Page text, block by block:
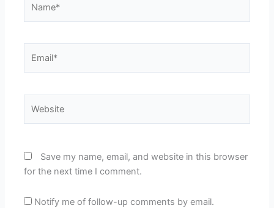
Save my name, email, and website in this browser
for the next time I comment.
Notify me of follow-up comments by email.